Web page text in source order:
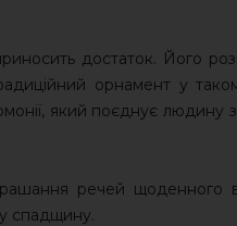
достаток. Його
орнамент у
який поєднує людину
речей щоденного
спадщину.